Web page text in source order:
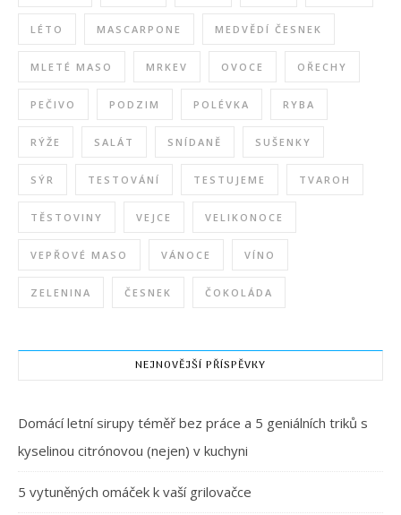
LÉTO MASCARPONE MEDVĚDÍ ČESNEK
MLETÉ MASO MRKEV OVOCE OŘECHY
PEČIVO PODZIM POLÉVKA RYBA
RÝŽE SALÁT SNÍDANĚ SUŠENKY
SÝR TESTOVÁNÍ TESTUJEME TVAROH
TĚSTOVINY VEJCE VELIKONOCE
VEPŘOVÉ MASO VÁNOCE VÍNO
ZELENINA ČESNEK ČOKOLÁDA
NEJNOVĚJŠÍ PŘÍSPĚVKY
Domácí letní sirupy téměř bez práce a 5 geniálních triků s
kyselinou citrónovou (nejen) v kuchyni
5 vytuněných omáček k vaší grilovačce